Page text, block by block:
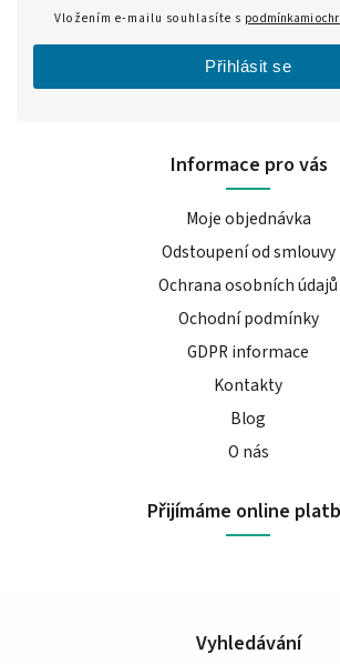
Informace pro vás
Moje objednávka
Odstoupení od smlouvy
Ochrana osobních údajů
Ochodní podmínky
GDPR informace
Kontakty
Blog
O nás
Přijímáme online
Vyhledávání
Vložením e-mailu souhlasíte s podmínkami
Přihlásit se